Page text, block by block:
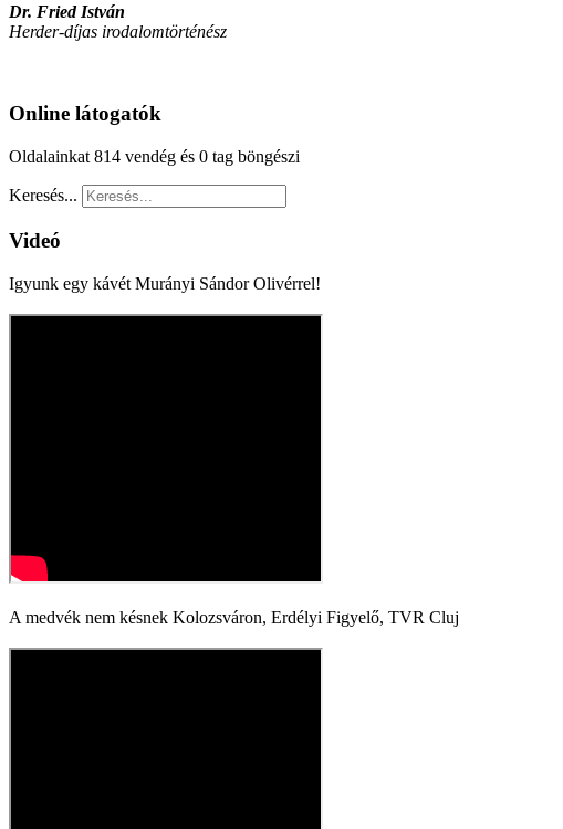
Dr. Fried István
Herder-díjas irodalomtörténész
Online látogatók
Oldalainkat 814 vendég és 0 tag böngészi
Keresés...
Videó
Igyunk egy kávét Murányi Sándor Olivérrel!
A medvék nem késnek Kolozsváron, Erdélyi Figyelő, TVR Cluj